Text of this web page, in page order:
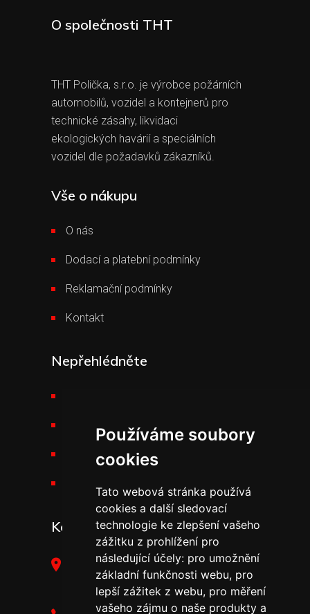
Používáme soubory
cookies
Tato webová stránka používá
cookies a další sledovací
technologie ke zlepšení vašeho
zážitku z prohlížení pro
následující účely: pro umožnění
základní funkčnosti webu, pro
lepší zážitek z webu, pro měření
vašeho zájmu o naše produkty a
O společnosti THT
THT Polička, s.r.o. je výrobce požárních
automobilů, vozidel a kontejnerů pro
technické zásahy, likvidaci
ekologických havárií a speciálních
vozidel dle požadavků zákazníků.
Vše o nákupu
O nás
Dodací a platební podmínky
Reklamační podmínky
Kontakt
Nepřehlédněte
Výšková technika
Kariéra v THT
Kontakt
THT Polička, s.r.o.,
Starohradská 316,
572 01 Polička